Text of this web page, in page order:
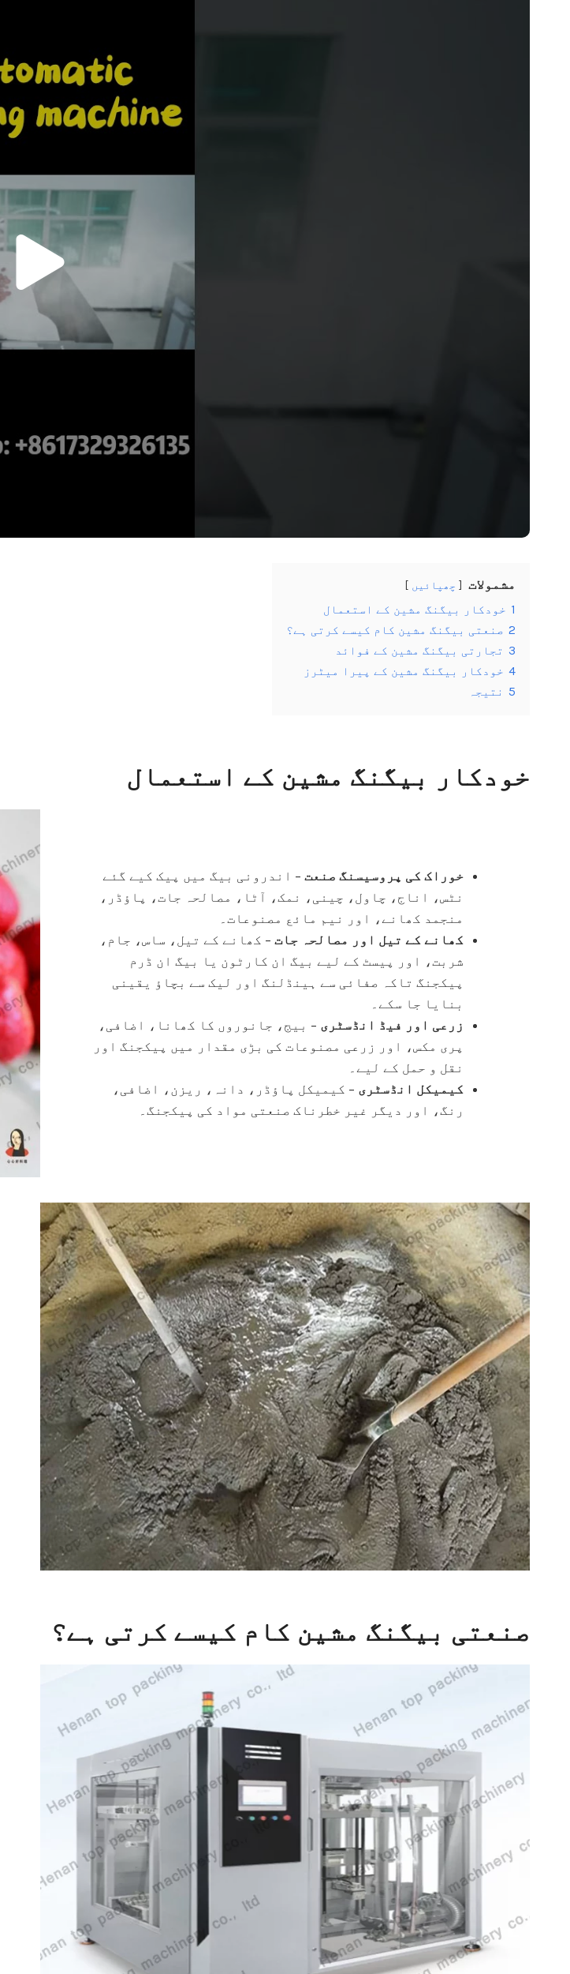
مشمولات چھپائیں
1 خودکار بیگنگ مشین کے استعمال
2 صنعتی بیگنگ مشین کام کیسے کرتی ہے؟
3 تجارتی بیگنگ مشین کے فوائد
4 خودکار بیگنگ مشین کے پیرا میٹرز
5
نتیجہ
خودکار بیگنگ مشین کے استعمال
خوراک کی پروسیسنگ صنعت– اندرونی بیگ میں پیک کیے گئے
نٹس، اناج، چاول، چینی، نمک، آٹا، مصالحہ جات، پاؤڈر،
منجمد کھانے، اور نیم مائع مصنوعات۔
کھانے کے تیل اور مصالحہ جات– کھانے کے تیل، ساس، جام،
شربت، اور پیسٹ کے لیے بیگ ان کارٹون یا بیگ ان ڈرم
پیکجنگ تاکہ صفائی سے ہینڈلنگ اور لیک سے بچاؤ یقینی
بنایا جا سکے۔
زرعی اور فیڈ انڈسٹری – بیج، جانوروں کا کھانا، اضافی،
پری مکس، اور زرعی مصنوعات کی بڑی مقدار میں پیکجنگ اور
نقل و حمل کے لیے۔
کیمیکل انڈسٹری – کیمیکل پاؤڈر، دانہ، ریزن، اضافی،
رنگ، اور دیگر غیر خطرناک صنعتی مواد کی پیکجنگ۔
صنعتی بیگنگ مشین کام کیسے کرتی ہے؟